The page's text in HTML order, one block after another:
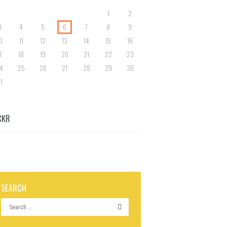
1
2
4 5 6 7 8
9
11 12 13 14 15
16
18 19 20 21 22
23
25 26 27 28 29
30
SEARCH